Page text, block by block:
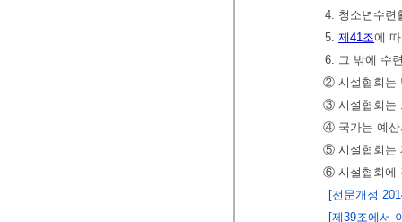
4. 청소년수련
5. 제41조에
6. 그 밖에 수
② 시설협회는
③ 시설협회는
④ 국가는 예산
⑤ 시설협회는
⑥ 시설협회에
[전문개정
[제39조에서